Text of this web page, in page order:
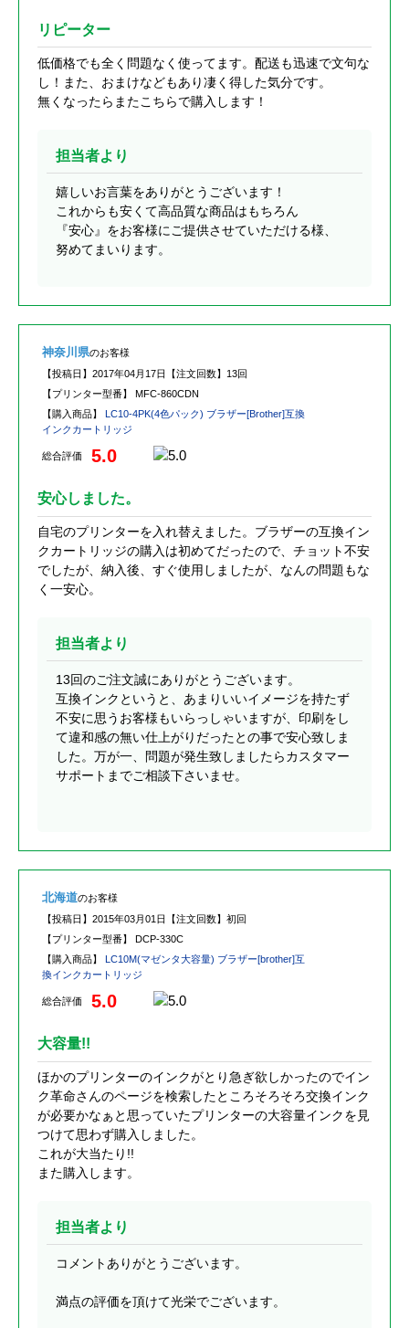
リピーター
低価格でも全く問題なく使ってます。配送も迅速で文句な
し！また、おまけなどもあり凄く得した気分です。
無くなったらまたこちらで購入します！
担当者より
嬉しいお言葉をありがとうございます！
これからも安くて高品質な商品はもちろん
『安心』をお客様にご提供させていただける様、
努めてまいります。
神奈川県のお客様
【投稿日】 2017年04月17日 【注文回数】 13回
【プリンター型番】 MFC-860CDN
【購入商品】 LC10-4PK(4色パック) ブラザー[Brother]互換
インクカートリッジ
総合評価 5.0
安心しました。
自宅のプリンターを入れ替えました。ブラザーの互換イン
クカートリッジの購入は初めてだったので、チョット不安
でしたが、納入後、すぐ使用しましたが、なんの問題もな
く一安心。
担当者より
13回のご注文誠にありがとうございます。
互換インクというと、あまりいいイメージを持たず
不安に思うお客様もいらっしゃいますが、印刷をし
て違和感の無い仕上がりだったとの事で安心致しま
した。万が一、問題が発生致しましたらカスタマー
サポートまでご相談下さいませ。
北海道のお客様
【投稿日】 2015年03月01日 【注文回数】 初回
【プリンター型番】 DCP-330C
【購入商品】 LC10M(マゼンタ大容量) ブラザー[brother]互
換インクカートリッジ
総合評価 5.0
大容量!!
ほかのプリンターのインクがとり急ぎ欲しかったのでイン
ク革命さんのページを検索したところそろそろ交換インク
が必要かなぁと思っていたプリンターの大容量インクを見
つけて思わず購入しました。
これが大当たり!!
また購入します。
担当者より
コメントありがとうございます。
満点の評価を頂けて光栄でございます。